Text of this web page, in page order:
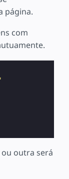
página.
com
outra será